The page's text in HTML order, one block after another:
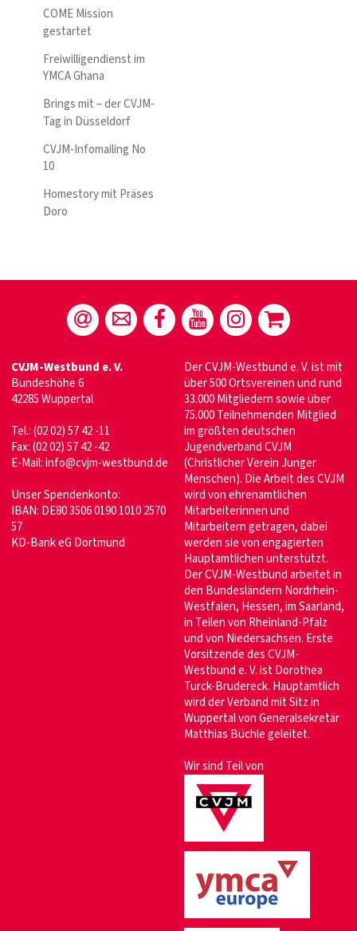
COME Mission
gestartet
Freiwilligendienst im
YMCA Ghana
Brings mit – der CVJM-
Tag in Düsseldorf
CVJM-Infomailing No
10
Homestory mit Präses
Doro
CVJM-Westbund e. V.
Bundeshöhe 6
42285 Wuppertal
Tel.: (02 02) 57 42 -11
Fax: (02 02) 57 42 -42
E-Mail:info@cvjm-westbund.de
Unser Spendenkonto:
IBAN: DE80 3506 0190 1010 2570
57
KD-Bank eG Dortmund
Der CVJM-Westbund e. V. ist mit
über 500 Ortsvereinen und rund
33.000 Mitgliedern sowie über
75.000 Teilnehmenden Mitglied
im größten deutschen
Jugendverband CVJM
(Christlicher Verein Junger
Menschen). Die Arbeit des CVJM
wird von ehrenamtlichen
Mitarbeiterinnen und
Mitarbeitern getragen, dabei
werden sie von engagierten
Hauptamtlichen unterstützt.
Der CVJM-Westbund arbeitet in
den Bundesländern Nordrhein-
Westfalen, Hessen, im Saarland,
in Teilen von Rheinland-Pfalz
und von Niedersachsen. Erste
Vorsitzende des CVJM-
Westbund e. V. ist Dorothea
Turck-Brudereck. Hauptamtlich
wird der Verband mit Sitz in
Wuppertal von Generalsekretär
Matthias Büchle geleitet.
Wir sind Teil von